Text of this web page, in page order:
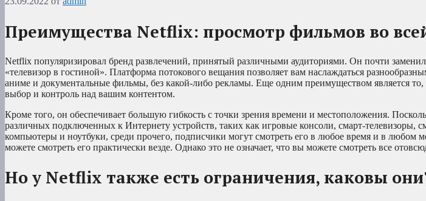
Преимущества Netflix: просмотр фильмов во
Netflix популяризировал бренд развлечений, принятый различными аудиториями. Он почти
«телевизор в гостиной». Платформа потокового вещания позволяет вам наслаждаться
аниме и документальные фильмы, без какой-либо рекламы. Еще одним преимуществом является то,
выбор и контроль над вашим контентом.
Кроме того, он обеспечивает большую гибкость с точки зрения времени и местоположения.
различных подключенных к Интернету устройств, таких как игровые консоли, смарт-телевизоры,
компьютеры и ноутбуки, среди прочего, подписчики могут смотреть его в любое время и в любом
можете смотреть его практически везде. Однако это не означает, что вы можете смотреть все
Но у Netflix также есть ограничения, каковы